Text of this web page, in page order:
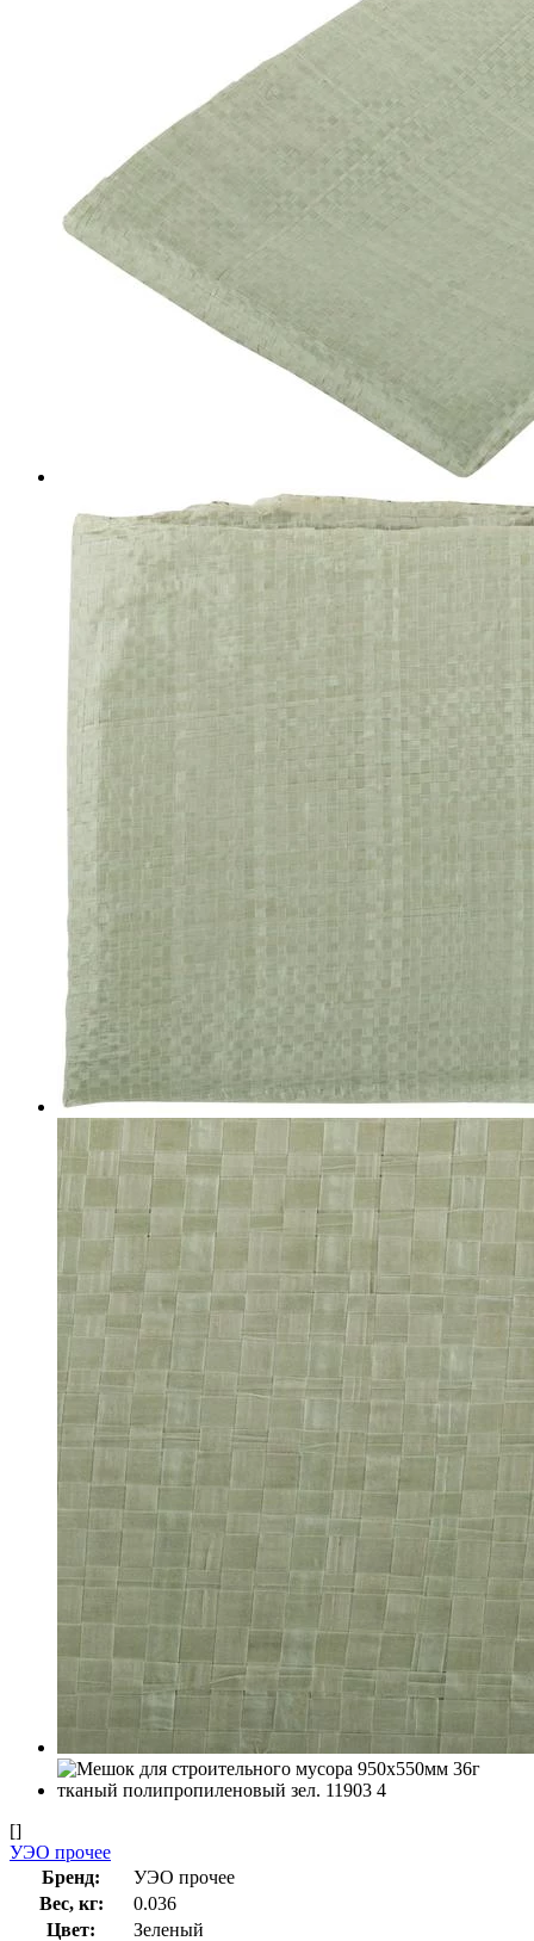
[]
УЭО прочее
Бренд:
УЭО прочее
Вес, кг:
0.036
Цвет:
Зеленый